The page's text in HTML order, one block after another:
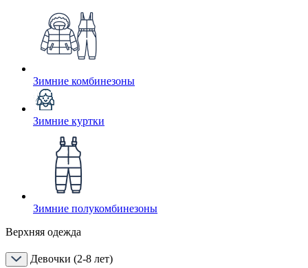
Зимние комбинезоны
Зимние куртки
Зимние полукомбинезоны
Верхняя одежда
Девочки (2-8 лет)